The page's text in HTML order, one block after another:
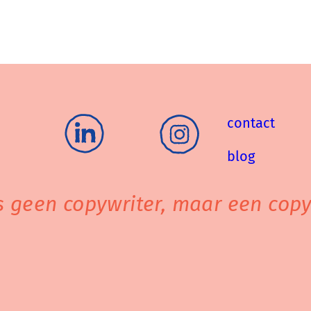
contact
blog
geen copywriter, maar een